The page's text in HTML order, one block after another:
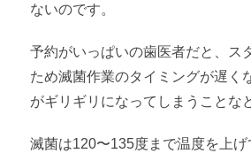
ないのです。
予約がいっぱいの歯医者だと、ス
ため滅菌作業のタイミングが遅く
がギリギリになってしまうことな
滅菌は120〜135度まで温度を上